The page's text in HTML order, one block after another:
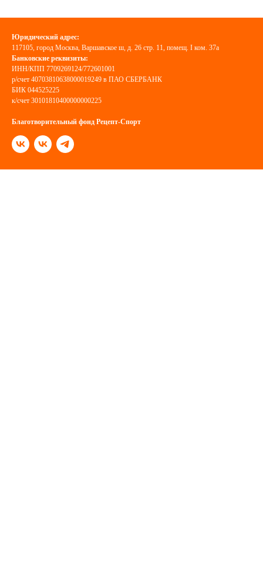
Юридический адрес:
117105, город Москва, Варшавское ш, д. 26 стр. 11, помещ. I ком. 37а
Банковские реквизиты:
ИНН/КПП 7709269124/772601001
р/счет 40703810638000019249 в ПАО СБЕРБАНК
БИК 044525225
к/счет 30101810400000000225
Благотворительный фонд Рецепт-Спорт